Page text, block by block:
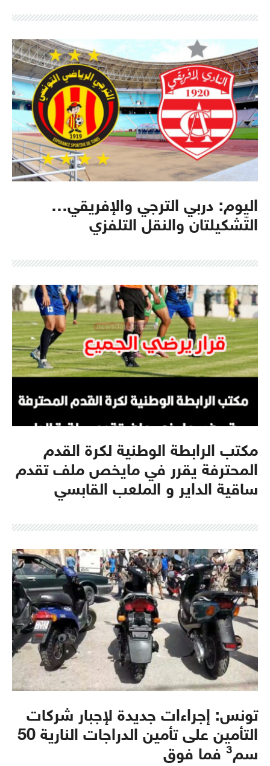
اليوم: دربي الترجي والإفريقي…
التّشكيلتان والنقل التلفزي
مكتب الرابطة الوطنية لكرة القدم
المحترفة يقرر في مايخص ملف تقدم
ساقية الداير و الملعب القابسي
تونس: إجراءات جديدة لإجبار شركات
التأمين على تأمين الدراجات النارية 50
سم³ فما فوق